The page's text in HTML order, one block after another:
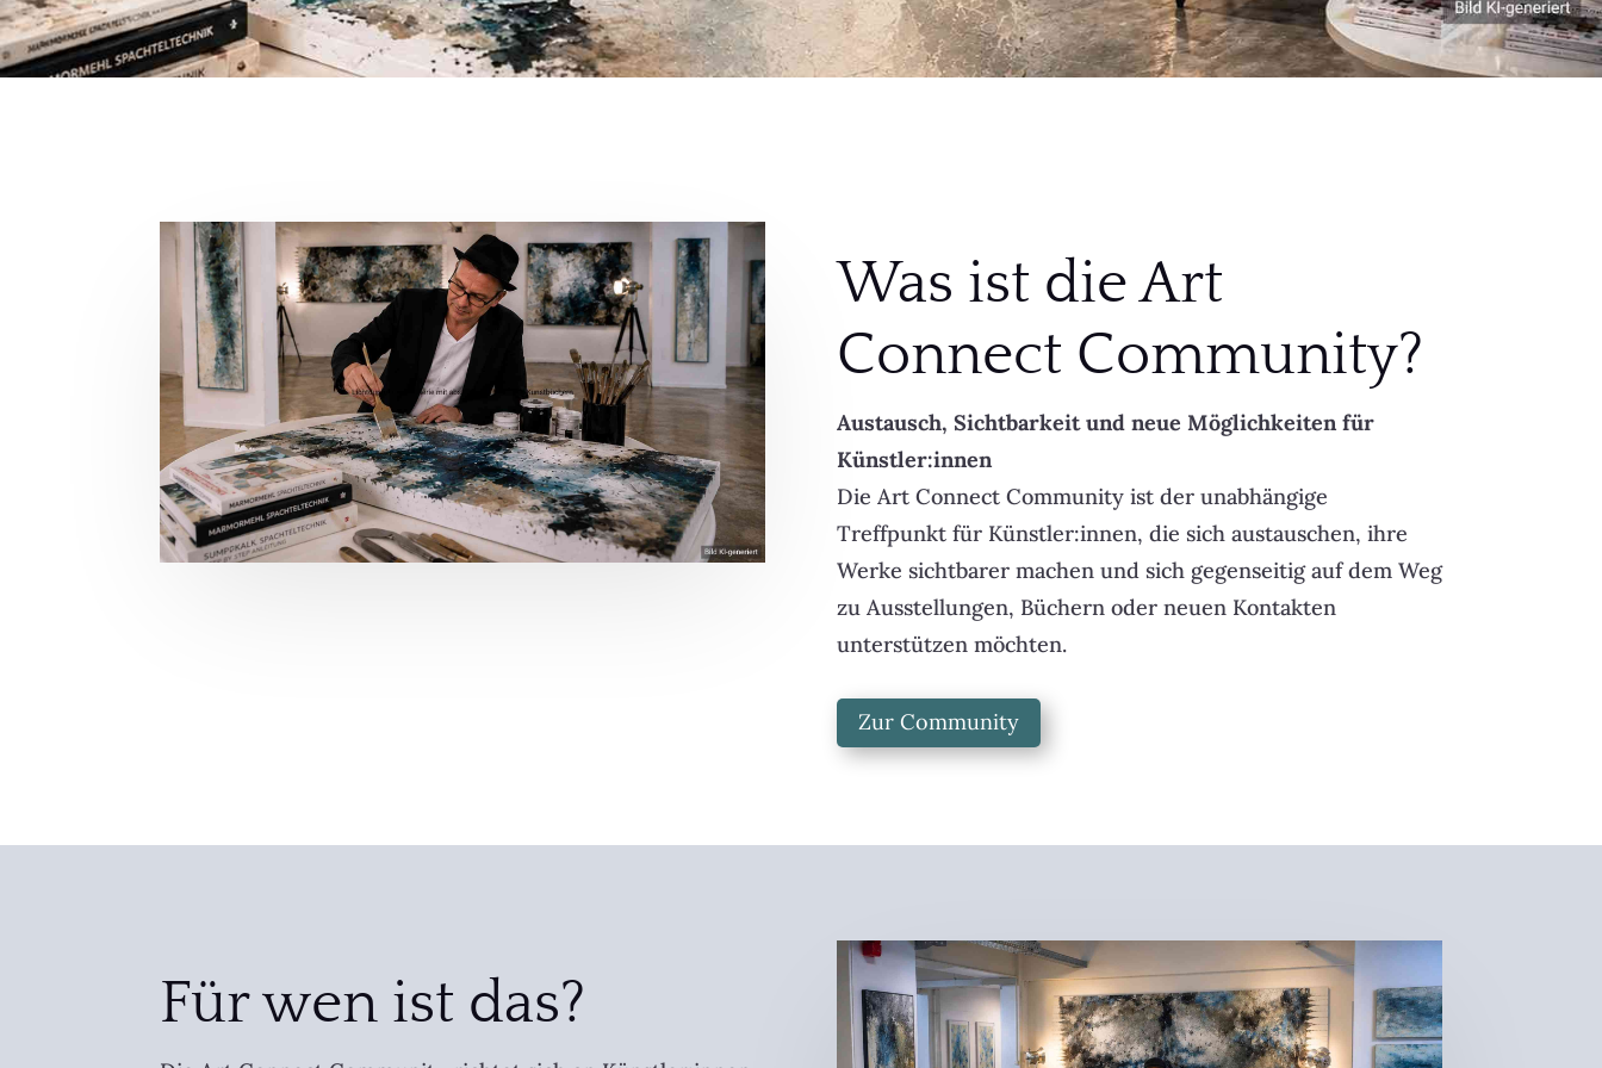
Was ist die Art
Connect Community?
Austausch, Sichtbarkeit und neue Möglichkeiten für
Künstler:innen
Die Art Connect Community ist der unabhängige
Treffpunkt für Künstler:innen, die sich austauschen, ihre
Werke sichtbarer machen und sich gegenseitig auf dem Weg
zu Ausstellungen, Büchern oder neuen Kontakten
unterstützen möchten.
Zur Community
Für wen ist das?